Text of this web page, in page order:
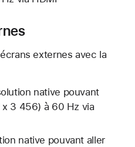
externes avec la
native pouvant
x 3 456) à 60 Hz via
native pouvant aller